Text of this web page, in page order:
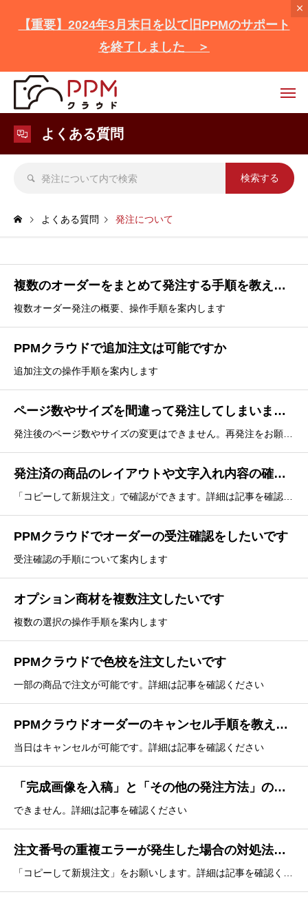
【重要】2024年3月末日を以て旧PPMのサポート
を終了しました ＞
よくある質問
よくある質問 発注について
複数のオーダーをまとめて発注する手順を教えてください
複数オーダー発注の概要、操作手順を案内します
PPMクラウドで追加注文は可能ですか
追加注文の操作手順を案内します
ページ数やサイズを間違って発注してしまいました
発注済の商品のレイアウトや文字入れ内容の確認をしたいです
PPMクラウドでオーダーの受注確認をしたいです
受注確認の手順について案内します
オプション商材を複数注文したいです
複数の選択の操作手順を案内します
PPMクラウドで色校を注文したいです
一部の商品で注文が可能です。詳細は記事を確認ください
PPMクラウドオーダーのキャンセル手順を教えてください
当日はキャンセルが可能です。詳細は記事を確認ください
「完成画像を入稿」と「その他の発注方法」のオーダーを一緒に発注できますか？
できません。詳細は記事を確認ください
注文番号の重複エラーが発生した場合の対処法を教えてください